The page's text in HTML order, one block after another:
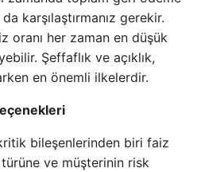
karşılaştırmanız gerekir.
oranı her zaman en düşük
Şeffaflık ve açıklık,
en önemli ilkelerdir.
bileşenlerinden biri faiz
türüne ve müşterinin risk